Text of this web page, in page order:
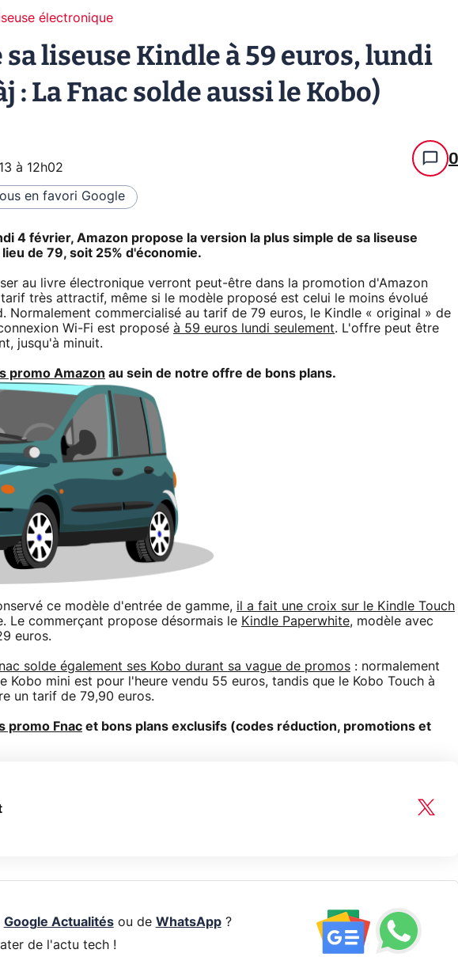
électronique
liseuse Kindle à 59 euros, lundi
: La Fnac solde aussi le Kobo)
à 12h02 0
en favori Google
4 février, Amazon propose la version la plus simple de sa liseuse
de 79, soit 25% d'économie.
au livre électronique verront peut-être dans la promotion d'Amazon
très attractif, même si le modèle proposé est celui le moins évolué
Normalement commercialisé au tarif de 79 euros, le Kindle « original » de
Wi-Fi est proposé à 59 euros lundi seulement. L'offre peut être
jusqu'à minuit.
promo Amazon au sein de notre offre de bons plans.
ce modèle d'entrée de gamme, il a fait une croix sur le Kindle Touch
Le commerçant propose désormais le Kindle Paperwhite, modèle avec
euros.
solde également ses Kobo durant sa vague de promos : normalement
Kobo mini est pour l'heure vendu 55 euros, tandis que le Kobo Touch à
un tarif de 79,90 euros.
promo Fnac et bons plans exclusifs (codes réduction, promotions et
Google Actualitésou de WhatsApp?
de l'actu tech !